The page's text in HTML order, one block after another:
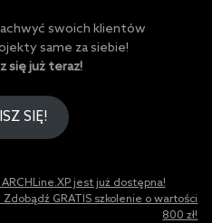
swoich klientów
same za siebie!
się już teraz!
SIĘ!
jest już dostępna!
Zdobądź GRATIS szkolenie o wartości
800 zł!